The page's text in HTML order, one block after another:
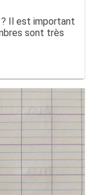
? Il est important
sont très